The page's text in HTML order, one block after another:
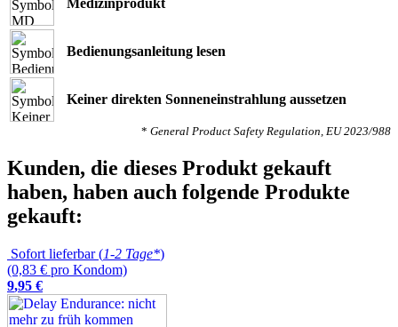
Bedienungsanleitung lesen
Keiner direkten Sonneneinstrahlung aussetzen
* General Product Safety Regulation, EU 2023/988
Kunden, die dieses Produkt gekauft
haben, haben auch folgende Produkte
gekauft:
Sofort lieferbar (1-2 Tage*)
(0,83 € pro Kondom)
9,95 €